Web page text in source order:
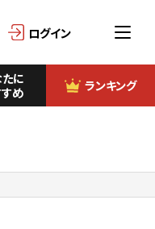
ログイン
に
め
ランキング